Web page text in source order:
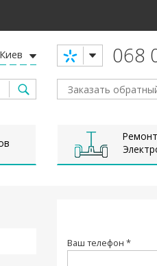
068
Киев
Ремонт
Ваш телефон *